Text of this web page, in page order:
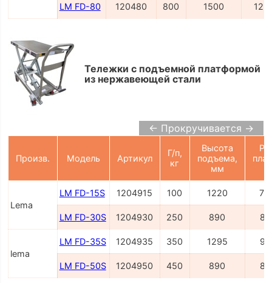
LM FD-80 120480 800 1500
Тележки с подъемной платформой
из нержавеющей стали
← Прокручивается →
Произв. Модель Артикул
Г/п,
кг
Высота
подъема,
мм
Lema
LM FD-15S 1204915 100 1220
LM FD-30S 1204930 250 890
lema
LM FD-35S 1204935 350 1295
LM FD-50S 1204950 450 890